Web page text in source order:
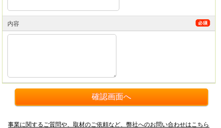
内容
事業に関するご質問や、取材のご依頼など、弊社へのお問い合わせはこちら